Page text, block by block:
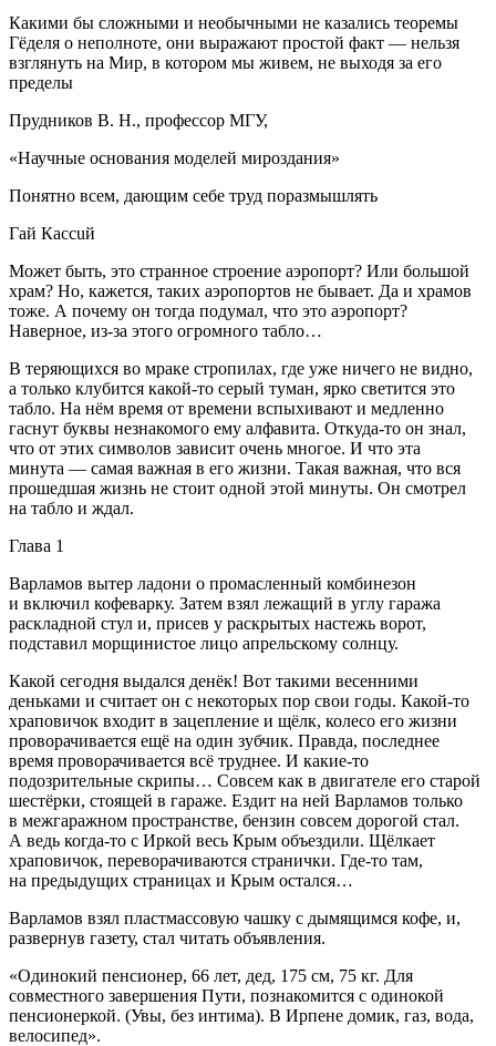
Какими бы сложными и необычными не казались теоремы
Гёделя о неполноте, они выражают простой факт — нельзя
взглянуть на Мир, в котором мы живем, не выходя за его
пределы
Прудников В. Н., профессор МГУ,
«Научные основания моделей мироздания»
Понятно всем, дающим себе труд поразмышлять
Гай Кaccuй
Может быть, это странное строение аэропорт? Или большой
храм? Но, кажется, таких аэропортов не бывает. Да и храмов
тоже. А почему он тогда подумал, что это аэропорт?
Наверное, из-за этого огромного табло…
В теряющихся во мраке стропилах, где уже ничего не видно,
а только клубится какой-то серый туман, ярко светится это
табло. На нём время от времени вспыхивают и медленно
гаснут буквы незнакомого ему алфавита. Откуда-то он знал,
что от этих символов зависит очень многое. И что эта
минута — самая важная в его жизни. Такая важная, что вся
прошедшая жизнь не стоит одной этой минуты. Он смотрел
на табло и ждал.
Глава 1
Варламов вытер ладони о промасленный комбинезон
и включил кофеварку. Затем взял лежащий в углу гаража
раскладной стул и, присев у раскрытых настежь ворот,
подставил морщинистое лицо апрельскому солнцу.
Какой сегодня выдался денёк! Вот такими весенними
деньками и считает он с некоторых пор свои годы. Какой-то
храповичок входит в зацепление и щёлк, колесо его жизни
проворачивается ещё на один зубчик. Правда, последнее
время проворачивается всё труднее. И какие-то
подозрительные скрипы… Совсем как в двигателе его старой
шестёрки, стоящей в гараже. Ездит на ней Варламов только
в межгаражном пространстве, бензин совсем дорогой стал.
А ведь когда-то с Иркой весь Крым объездили. Щёлкает
храповичок, переворачиваются странички. Где-то там,
на предыдущих страницах и Крым остался…
Варламов взял пластмассовую чашку с дымящимся кофе, и,
развернув газету, стал читать объявления.
«Одинокий пенсионер, 66 лет, дед, 175 см, 75 кг. Для
совместного завершения Пути, познакомится с одинокой
пенсионеркой. (Увы, без интима). В Ирпене домик, газ, вода,
велосипед».